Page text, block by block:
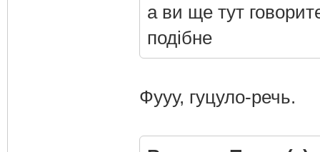
а ви ще тут
подібне
Фууу, гуцуло-речь.